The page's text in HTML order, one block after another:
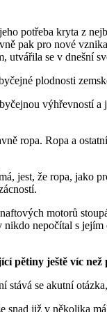
potřeba kryta z
pak pro nové
utvářila se v dnešní
plodnosti
výhřevností
ropa. Ropa a
jest, že ropa, jako
motorů
nepočítal s jejím
pětiny ještě víc
stává se akutní
již v několika